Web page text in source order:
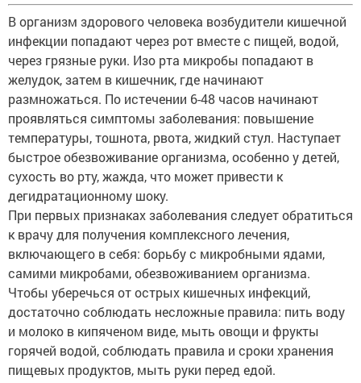
В организм здорового человека возбудители кишечной
инфекции попадают через рот вместе с пищей, водой,
через грязные руки. Изо рта микробы попадают в
желудок, затем в кишечник, где начинают
размножаться. По истечении 6-48 часов начинают
проявляться симптомы заболевания: повышение
температуры, тошнота, рвота, жидкий стул. Наступает
быстрое обезвоживание организма, особенно у детей,
сухость во рту, жажда, что может привести к
дегидратационному шоку.
При первых признаках заболевания следует обратиться
к врачу для получения комплексного лечения,
включающего в себя: борьбу с микробными ядами,
самими микробами, обезвоживанием организма.
Чтобы уберечься от острых кишечных инфекций,
достаточно соблюдать несложные правила: пить воду
и молоко в кипяченом виде, мыть овощи и фрукты
горячей водой, соблюдать правила и сроки хранения
пищевых продуктов, мыть руки перед едой.